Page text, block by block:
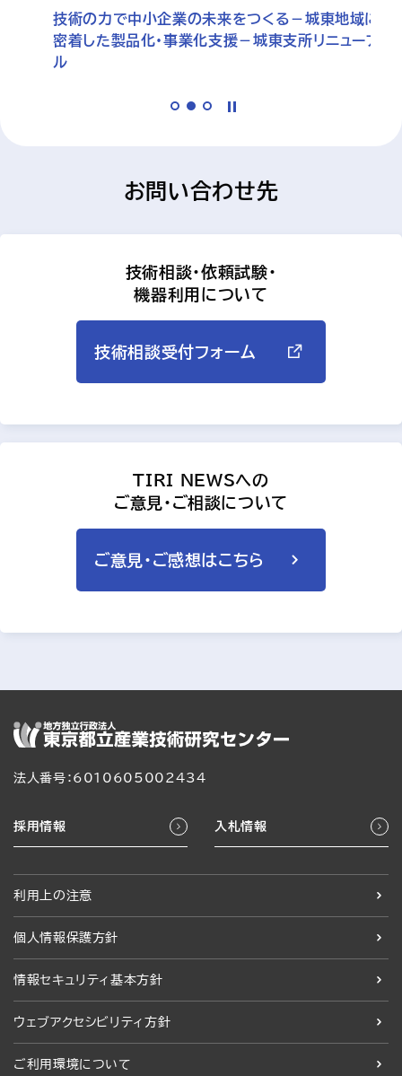
技術の力で中小企業の未来をつくる－城東地域に
密着した製品化・事業化支援－城東支所リニューア
お問い合わせ先
技術相談・依頼試験・
機器利用について
技術相談受付フォーム
TIRI NEWSへの
ご意見・ご相談について
ご意見・ご感想はこちら
法人番号：6010605002434
採用情報 入札情報
利用上の注意
個人情報保護方針
情報セキュリティ基本方針
ウェブアクセシビリティ方針
ご利用環境について